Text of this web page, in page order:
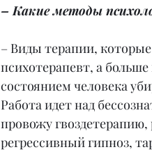
– Какие методы
– Виды терапии,
психотерапевт, а
состоянием человека
Работа идет над
провожу
регрессивный гипноз,